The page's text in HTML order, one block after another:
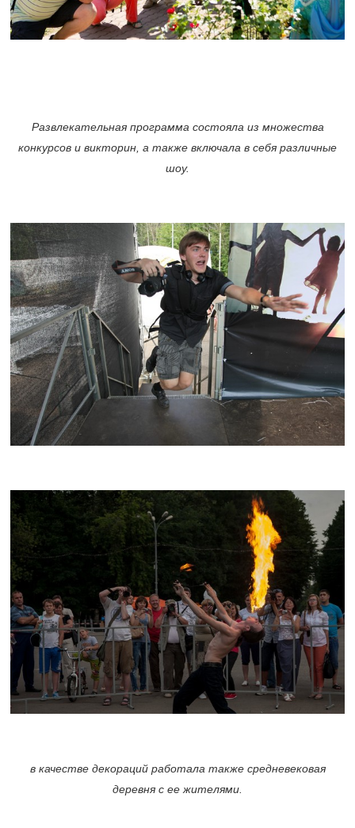
Развлекательная программа состояла из множества
конкурсов и викторин, а также включала в себя различные
шоу.
в качестве декораций работала также средневековая
деревня с ее жителями.